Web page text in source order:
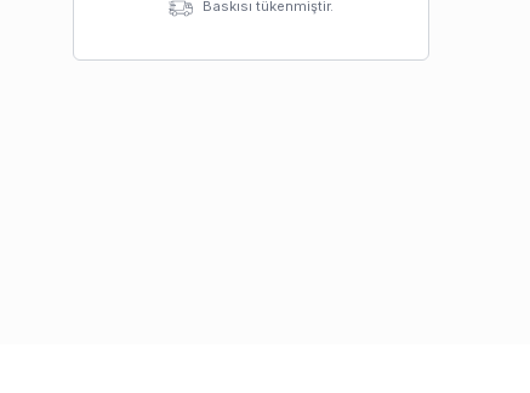
Baskısı tükenmiştir.